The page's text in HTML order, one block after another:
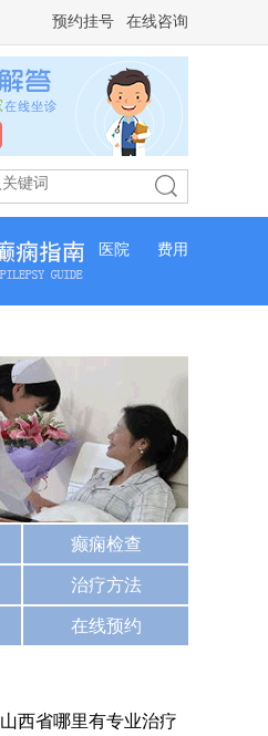
预约挂号 在线咨询
医院 费用
癫痫检查
治疗方法
在线预约
山西省哪里有专业治疗